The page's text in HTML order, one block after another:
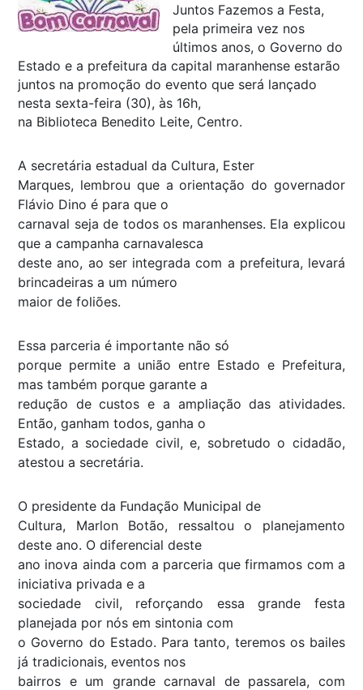
Juntos Fazemos a Festa,
pela primeira vez nos
últimos anos, o Governo do
Estado e a prefeitura da capital maranhense estarão
juntos na promoção do evento que será lançado
nesta sexta-feira (30), às 16h,
na Biblioteca Benedito Leite, Centro.
A secretária estadual da Cultura, Ester
Marques, lembrou que a orientação do governador
Flávio Dino é para que o
carnaval seja de todos os maranhenses. Ela explicou
que a campanha carnavalesca
deste ano, ao ser integrada com a prefeitura, levará
brincadeiras a um número
maior de foliões.
Essa parceria é importante não só
porque permite a união entre Estado e Prefeitura,
mas também porque garante a
redução de custos e a ampliação das atividades.
Então, ganham todos, ganha o
Estado, a sociedade civil, e, sobretudo o cidadão,
atestou a secretária.
O presidente da Fundação Municipal de
Cultura, Marlon Botão, ressaltou o planejamento
deste ano. O diferencial deste
ano inova ainda com a parceria que firmamos com a
iniciativa privada e a
sociedade civil, reforçando essa grande festa
planejada por nós em sintonia com
o Governo do Estado. Para tanto, teremos os bailes
já tradicionais, eventos nos
bairros e um grande carnaval de passarela, com